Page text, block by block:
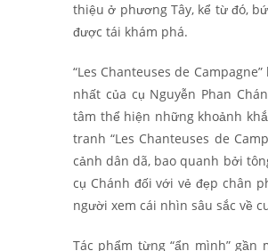
thiệu ở phương Tây, kể từ đó,
được tái khám phá.
“Les Chanteuses de
nhất của cụ Nguyễn Phan
tâm thể hiện những khoảnh
tranh “Les Chanteuses de
cảnh dân dã, bao quanh bởi
cụ Chánh đối với vẻ đẹp chân
người xem cái nhìn sâu sắc về
Tác phẩm từng “ẩn mình”